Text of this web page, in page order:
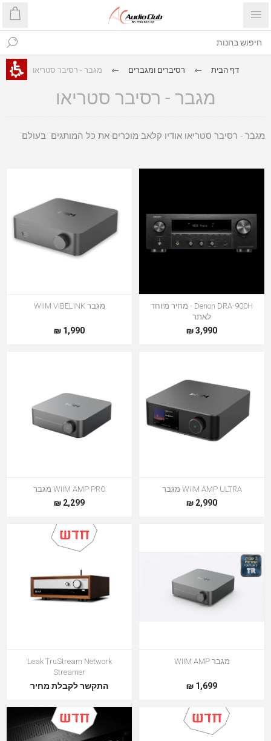
דף הבית רסיברים ומגברים מגבר - רסיבר סטריאו
מגבר - רסיבר סטריאו
מגבר - רסיבר סטריאו אודיו קלאב מוכרים את כל המותגים בעולם
Denon DRA-900H - מחיר מיוחד
לאתר
3,990 ₪
מגבר WIIM VIBELINK
1,990 ₪
WiiM AMP ULTRA מגבר
2,990 ₪
WIIM AMP PRO מגבר
2,299 ₪
מגבר WIIM AMP
1,699 ₪
Leak TruStream Network
Streamer
התקשר לקבלת מחיר